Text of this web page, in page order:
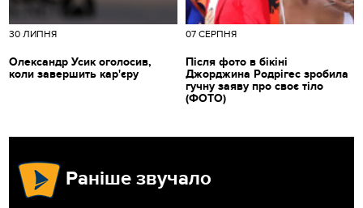
30 ЛИПНЯ
Олександр Усик оголосив,
коли завершить кар'єру
07 СЕРПНЯ
Після фото в бікіні
Джорджина Родрігес зробила
гучну заяву про своє тіло
(ФОТО)
Раніше звучало